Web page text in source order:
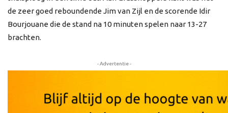
de zeer goed reboundende Jim van Zijl en de scorende Idir
Bourjouane die de stand na 10 minuten spelen naar 13-27
brachten.
- Advertentie -